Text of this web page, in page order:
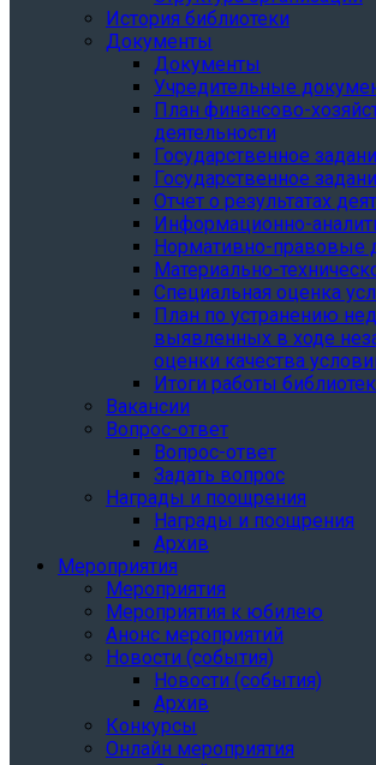
История библиотеки
Документы
Документы
Учредительные
План финансово-
деятельности
Государственное
Государственное
Отчет о результатах
Информационно-
Нормативно-правовые
Материально-
Специальная оценка
План по устранению
выявленных в ходе
оценки качества
Итоги работы
Вакансии
Вопрос-ответ
Вопрос-ответ
Задать вопрос
Награды и поощрения
Награды и поощрения
Архив
Мероприятия
Мероприятия
Мероприятия к юбилею
Анонс мероприятий
Новости (события)
Новости (события)
Архив
Конкурсы
Онлайн мероприятия